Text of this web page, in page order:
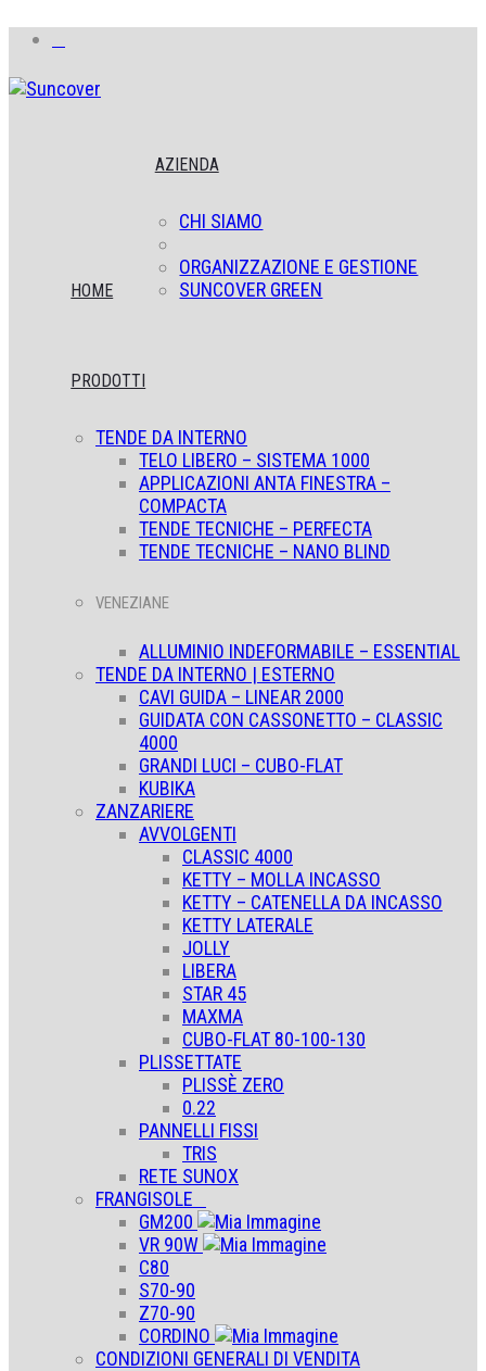
HOME
AZIENDA
CHI SIAMO
ORGANIZZAZIONE E GESTIONE
SUNCOVER GREEN
PRODOTTI
TENDE DA INTERNO
TELO LIBERO – SISTEMA 1000
APPLICAZIONI ANTA FINESTRA –
COMPACTA
TENDE TECNICHE – PERFECTA
TENDE TECNICHE – NANO BLIND
VENEZIANE
ALLUMINIO INDEFORMABILE – ESSENTIAL
TENDE DA INTERNO | ESTERNO
CAVI GUIDA – LINEAR 2000
GUIDATA CON CASSONETTO – CLASSIC
4000
GRANDI LUCI – CUBO-FLAT
KUBIKA
ZANZARIERE
AVVOLGENTI
CLASSIC 4000
KETTY – MOLLA INCASSO
KETTY – CATENELLA DA INCASSO
KETTY LATERALE
JOLLY
LIBERA
STAR 45
MAXMA
CUBO-FLAT 80-100-130
PLISSETTATE
PLISSÈ ZERO
0.22
PANNELLI FISSI
TRIS
RETE SUNOX
FRANGISOLE
GM200
VR 90W
C80
S70-90
Z70-90
CORDINO
CONDIZIONI GENERALI DI VENDITA